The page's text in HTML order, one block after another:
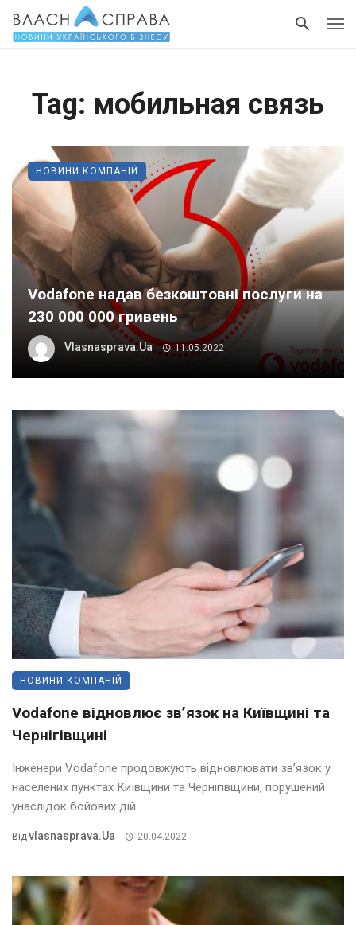
Tag: мобильная связь
Vodafone надав безкоштовні послуги на
230 000 000 гривень
Vlasnasprava.ua 11.05.2022
НОВИНИ КОМПАНІЙ
НОВИНИ КОМПАНІЙ
Vodafone відновлює зв’язок на Київщині та
Чернігівщині
Інженери Vodafone продовжують відновлювати зв’язок у
населених пунктах Київщини та Чернігівщини, порушений
унаслідок бойових дій. ...
ВідVlasnasprava.ua 20.04.2022